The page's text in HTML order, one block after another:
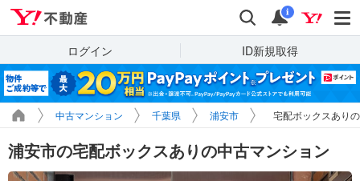
検索 通知
i
ログイン ID新規取得
中古マンション 千葉県 浦安市 宅配ボックスあり
浦安市の宅配ボックスありの中古マンション